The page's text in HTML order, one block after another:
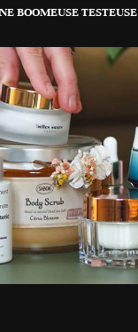
BOOMEUSE TESTEUSE